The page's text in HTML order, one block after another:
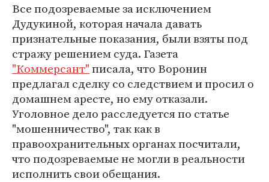
Все подозреваемые за исключением
Дудукиной, которая начала давать
признательные показания, были взяты под
стражу решением суда. Газета
"Коммерсант"писала, что Воронин
предлагал сделку со следствием и просил о
домашнем аресте, но ему отказали.
Уголовное дело расследуется по статье
"мошенничество", так как в
правоохранительных органах посчитали,
что подозреваемые не могли в реальности
исполнить свои обещания.